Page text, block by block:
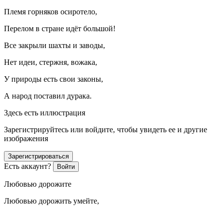
Племя горняков осиротело,
Перелом в стране идёт большой!
Все закрыли шахты и заводы,
Нет идеи, стержня, вожака,
У природы есть свои законы,
А народ поставил дурака.
Здесь есть иллюстрация
Зарегистрируйтесь или войдите, чтобы увидеть ее и другие
изображения
Зарегистрироваться
Есть аккаунт? Войти
Любовью дорожите
Любовью дорожить умейте,